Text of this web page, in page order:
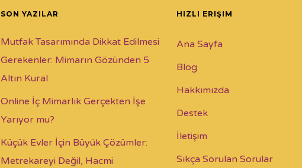
SON YAZILAR
Mutfak Tasarımında Dikkat Edilmesi
Gerekenler: Mimarın Gözünden 5
Altın Kural
Online İç Mimarlık Gerçekten İşe
Yarıyor mu?
Küçük Evler İçin Büyük Çözümler:
Metrekareyi Değil, Hacmi
HIZLI ERIŞIM
Ana Sayfa
Blog
Hakkımızda
Destek
İletişim
Sıkça Sorulan Sorular